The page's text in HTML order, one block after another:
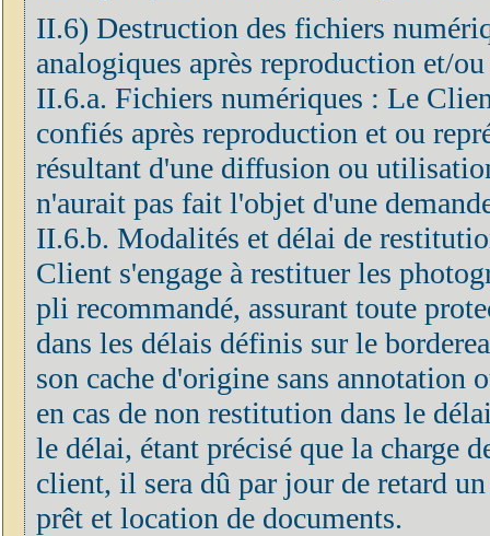
II.6) Destruction des fichiers
analogiques après reproduction et/
II.6.a. Fichiers numériques : Le
confiés après reproduction et ou
résultant d'une diffusion ou
n'aurait pas fait l'objet d'une
II.6.b. Modalités et délai de
Client s'engage à restituer les
pli recommandé, assurant toute
dans les délais définis sur le
son cache d'origine sans
en cas de non restitution dans le
le délai, étant précisé que la charge
client, il sera dû par jour de retard
prêt et location de documents.